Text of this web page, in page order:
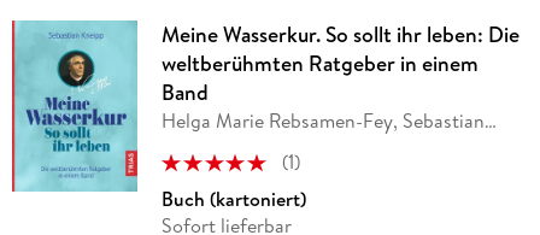
Meine Wasserkur. So sollt ihr leben: Die
weltberühmten Ratgeber in einem
Band
Helga Marie Rebsamen-Fey, Sebastian
(1)
Buch (kartoniert)
Sofort lieferbar